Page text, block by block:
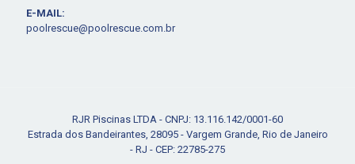
E-MAIL:
poolrescue@poolrescue.com.br
RJR Piscinas LTDA - CNPJ: 13.116.142/0001-60
Estrada dos Bandeirantes, 28095 - Vargem Grande, Rio de Janeiro
- RJ - CEP: 22785-275